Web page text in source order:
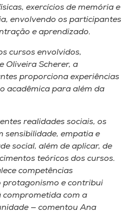
exercícios de memória e
envolvendo os participantes
e aprendizado.
cursos envolvidos,
Oliveira Scherer, a
proporciona experiências
acadêmica para além da
realidades sociais, os
sensibilidade, empatia e
social, além de aplicar, de
teóricos dos cursos.
competências
protagonismo e contribui
com a
— comentou Ana